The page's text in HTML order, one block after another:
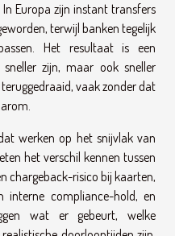
Europa zijn instant transfers
terwijl banken tegelijk
Het resultaat is een
zijn, maar ook sneller
vaak zonder dat
werken op het snijvlak van
het verschil kennen tussen
chargeback-risico bij kaarten,
compliance-hold, en
wat er gebeurt, welke